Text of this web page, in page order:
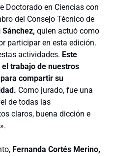
Doctorado en Ciencias con
del Consejo Técnico de
Sánchez, quien actuó como
participar en esta edición.
actividades. Este
trabajo de nuestros
compartir su
Como jurado, fue una
de todas las
claros, buena dicción e
Fernanda Cortés Merino,